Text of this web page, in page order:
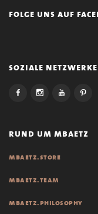
folge uns auf
soziale netzwerke
rund um mbaetz
mbaetz.store
mbaetz.team
mbaetz.philosophy